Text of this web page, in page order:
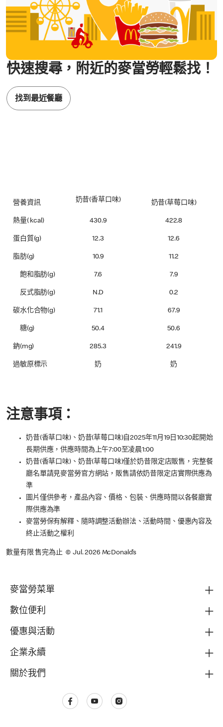
快速搜尋，附近的麥當勞輕鬆找！
找到最近餐廳
營養資訊 奶昔(香草口味) 奶昔(草莓口味)
熱量( kcal) 430.9 422.8
蛋白質(g) 12.3 12.6
脂肪(g) 10.9 11.2
飽和脂肪(g) 7.6 7.9
反式脂肪(g) N.D 0.2
碳水化合物(g) 71.1 67.9
糖(g) 50.4 50.6
鈉(mg) 285.3 241.9
過敏原標示 奶 奶
注意事項：
奶昔(香草口味)、奶昔(草莓口味)自2025年11月19日10:30起開始
長期供應，供應時間為上午7:00至凌晨1:00
奶昔(香草口味)、奶昔(草莓口味)僅於奶昔限定店販售，完整餐
廳名單請見麥當勞官方網站，販售請依奶昔限定店實際供應為
準
圖片僅供參考，產品內容、價格、包裝、供應時間以各餐廳實
際供應為準
麥當勞保有解釋、隨時調整活動辦法、活動時間、優惠內容及
終止活動之權利
數量有限 售完為止 © Jul. 2026 McDonald’s
麥當勞菜單
數位便利
優惠與活動
企業永續
關於我們